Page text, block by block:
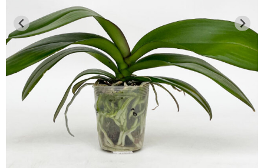
●通常商品（胡蝶蘭の鉢物等）
8月12日 お昼12：00迄